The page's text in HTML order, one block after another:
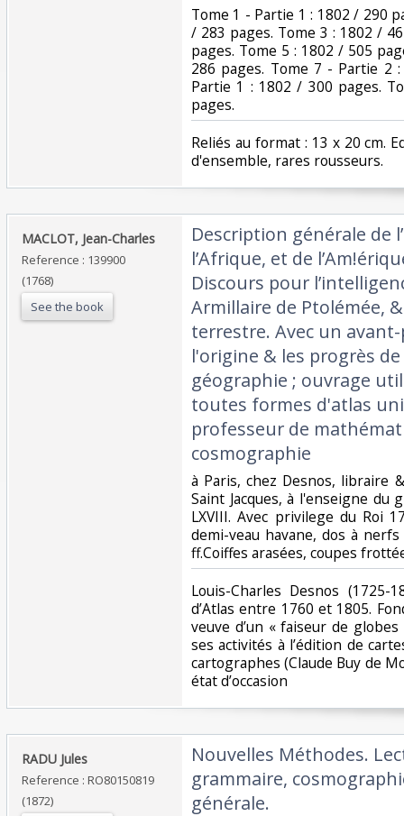
‎Tome 1 - Partie 1 : 1802 / 290
/ 283 pages. Tome 3 : 1802 /
pages. Tome 5 : 1802 / 505
286 pages. Tome 7 - Partie 2
Partie 1 : 1802 / 300 pages.
pages.‎
‎Reliés au format : 13 x 20 cm.
d'ensemble, rares rousseurs. ‎
‎MACLOT, Jean-Charles‎
Reference : 139900
(1768)
See the book
‎Description générale de
l’Afrique, et de
Discours pour
Armillaire de Ptolémée,
terrestre. Avec un
l'origine & les progrès
géographie ; ouvrage
toutes formes d'atlas
professeur de
cosmographie‎
‎à Paris, chez Desnos, libraire
Saint Jacques, à l'enseigne du
LXVIII. Avec privilege du Roi
demi-veau havane, dos à
ff.Coiffes arasées, coupes
‎Louis-Charles Desnos
d’Atlas entre 1760 et 1805.
veuve d’un « faiseur de
ses activités à l’édition de
cartographes (Claude Buy de
état d’occasion ‎
‎RADU Jules‎
Reference : RO80150819
(1872)
‎Nouvelles Méthodes.
grammaire,
générale.‎